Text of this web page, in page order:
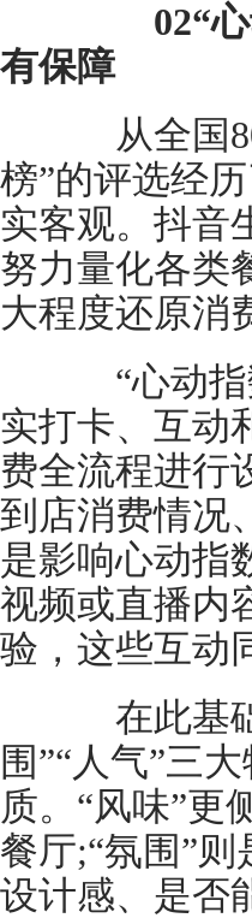
02“心
有保障
从全国
榜”的评选经
实客观。抖音
努力量化各类
大程度还原消
“心动指
实打卡、互动
费全流程进行
到店消费情况
是影响心动指
视频或直播内
验，这些互动
在此基础
围”“人气”三
质。“风味”更
餐厅;“氛围”
设计感、是否